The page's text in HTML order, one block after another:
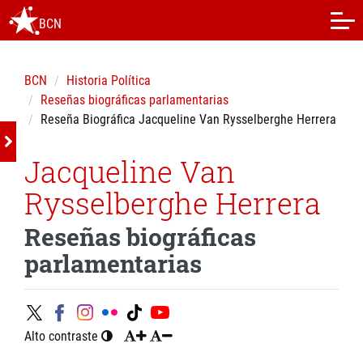
BCN
BCN
Historia Política
Reseñas biográficas parlamentarias
Reseña Biográfica Jacqueline Van Rysselberghe Herrera
Jacqueline Van
Rysselberghe Herrera
Reseñas biográficas
parlamentarias
Alto contraste